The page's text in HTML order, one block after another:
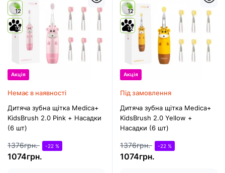
12
12
Акція
Немає в наявності
Дитяча зубна щітка Medica+
KidsBrush 2.0 Pink + Насадки
(6 шт)
1376грн. -22 %
1074грн.
12
12
Акція
Під замовлення
Дитяча зубна щітка Medica+
KidsBrush 2.0 Yellow +
Насадки (6 шт)
1376грн. -22 %
1074грн.